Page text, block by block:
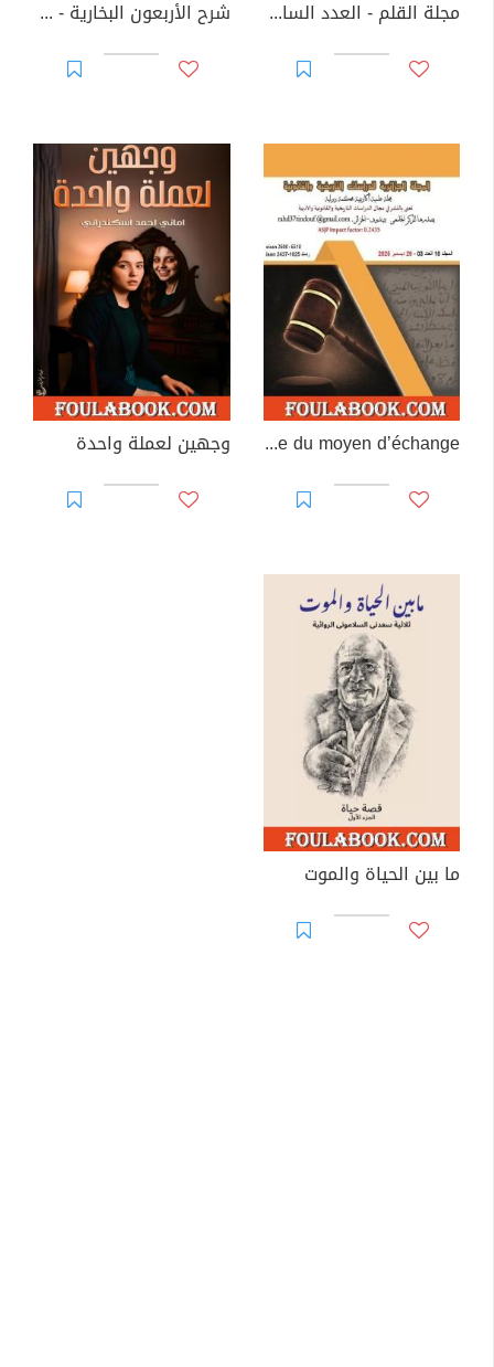
مجلة القلم - العدد السادس عشر شرح الأربعون البخارية - د. حسن الحسيني، تفريغ أحمد سالم بن حميد
Sur le devenir dialectique du moyen d’échange وجهين لعملة واحدة
ما بين الحياة والموت